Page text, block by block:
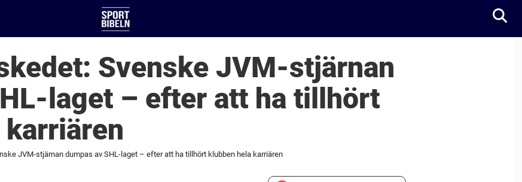
Svenske JVM-stjärnan
laget – efter att ha tillhört
JVM-stjärnan dumpas av SHL-laget – efter att ha tillhört klubben hela karriären